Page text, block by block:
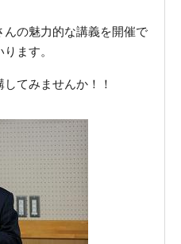
の魅力的な講義を開催で
ます。
てみませんか！！